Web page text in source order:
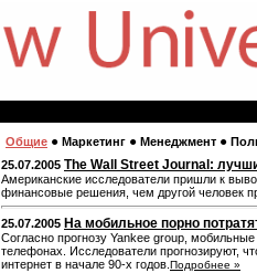
Общие ● Маркетинг ● Менеджмент ●
25.07.2005 The Wall Street Journal:
Американские исследователи пришли к
финансовые решения, чем другой человек
25.07.2005 На мобильное порно
Согласно прогнозу Yankee group,
телефонах. Исследователи прогнозируют,
интернет в начале 90-х годов. Подробнее »